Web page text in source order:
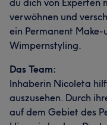
verwöhnen und
ein Permanent
Wimpernstyling.
Das Team:
Inhaberin Nicoleta
auszusehen. Durch
auf dem Gebiet des